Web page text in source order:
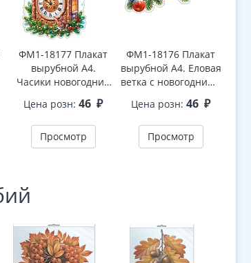
ФМ1-18177 Плакат
вырубной А4.
Часики новогодние
(двухсторонний, ВД-
лак)
Цена розн: 46 ₽
Просмотр
ФМ1-18176 Плакат
вырубной А4. Еловая
ветка с новогодними
(двухсторонний, ВД-
лак)
Цена розн: 46 ₽
Просмотр